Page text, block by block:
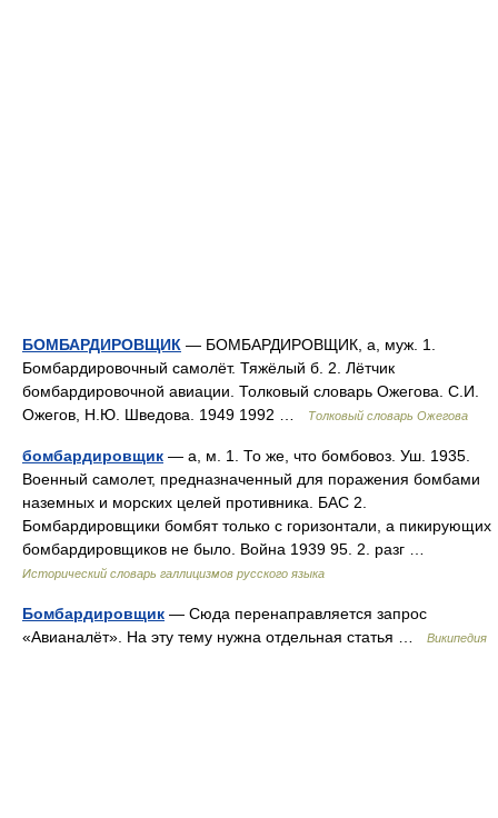
БОМБАРДИРОВЩИК — БОМБАРДИРОВЩИК, а, муж. 1.
Бомбардировочный самолёт. Тяжёлый б. 2. Лётчик
бомбардировочной авиации. Толковый словарь Ожегова. С.И.
Ожегов, Н.Ю. Шведова. 1949 1992 …
Толковый словарь Ожегова
бомбардировщик — а, м. 1. То же, что бомбовоз. Уш. 1935.
Военный самолет, предназначенный для поражения бомбами
наземных и морских целей противника. БАС 2.
Бомбардировщики бомбят только с горизонтали, а пикирующих
бомбардировщиков не было. Война 1939 95. 2. разг …
Исторический словарь галлицизмов русского языка
Бомбардировщик — Сюда перенаправляется запрос
«Авианалёт». На эту тему нужна отдельная статья …
Википедия